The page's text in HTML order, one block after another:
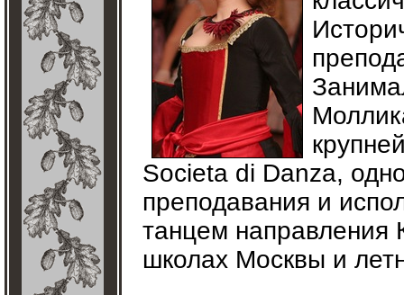
Societa di Danza,
преподавания и
танцем направления
школах Москвы и